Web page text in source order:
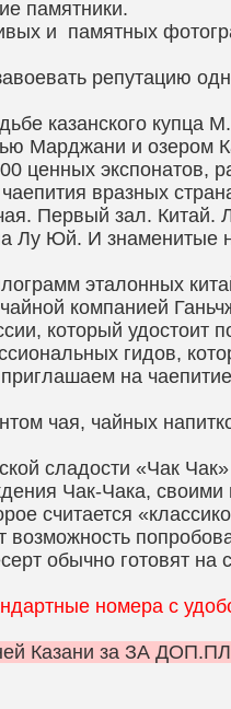
памятники.
и памятных
репутацию
казанского купца
Марджани и озером
ценных экспонатов,
вразных
Первый зал.
Лу Юй. И знаменитые
эталонных
компанией
который удостоит
гидов,
на
чая, чайных
сладости «Чак Чак»
Чак-Чака, своими
считается
возможность
обычно готовят на
номера с
Казани за ЗА